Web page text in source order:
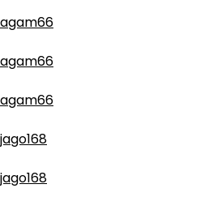
agam66
agam66
agam66
jago168
jago168